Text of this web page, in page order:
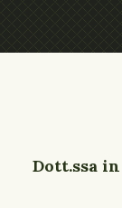
Dott.ssa